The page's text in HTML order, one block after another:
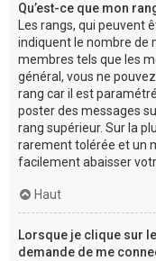
Qu’est-ce que mon
Les rangs, qui peuvent
indiquent le nombre de
membres tels que les
général, vous ne
rang car il est
poster des messages
rang supérieur. Sur la
rarement tolérée et un
facilement abaisser
Haut
Lorsque je clique sur
demande de me